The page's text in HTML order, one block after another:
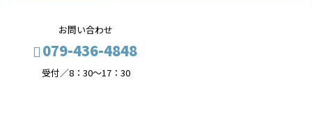
お問い合わせ
079-436-4848
受付／8：30～17：30